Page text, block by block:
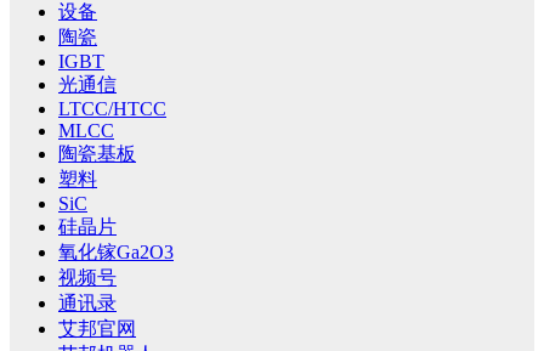
设备
陶瓷
IGBT
光通信
LTCC/HTCC
MLCC
陶瓷基板
塑料
SiC
硅晶片
氧化镓Ga2O3
视频号
通讯录
艾邦官网